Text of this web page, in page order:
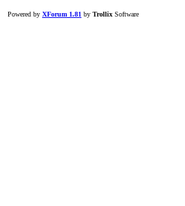
Powered by XForum 1.81 by Trollix Software